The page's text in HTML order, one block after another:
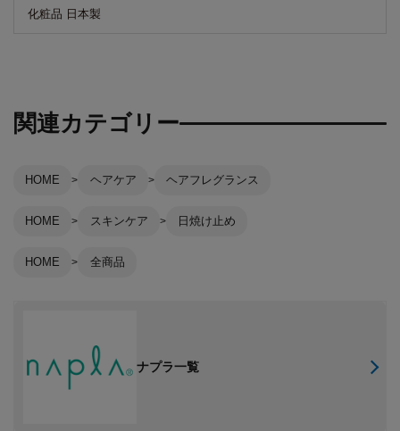
化粧品 日本製
関連カテゴリー
HOME ヘアケア ヘアフレグランス
HOME スキンケア 日焼け止め
HOME 全商品
ナプラ一覧